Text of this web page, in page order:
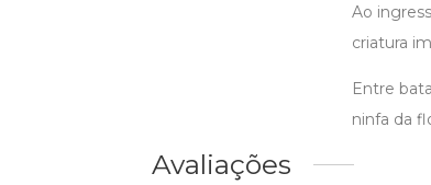
Ao
criatura
Entre
ninfa da
Avaliações